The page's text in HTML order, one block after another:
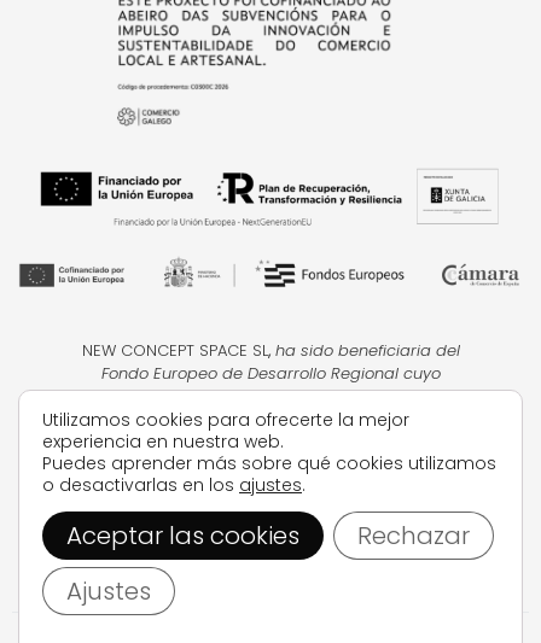
NEW CONCEPT SPACE SL, ha sido beneficiaria del
Fondo Europeo de Desarrollo Regional cuyo
objetivoes la mejora de la competitividad de las
PYMES, y gracias al cual ha puesto en marcha un
Plan de Acción con el objetivo de impulsar el uso
seguro y fiable del ciberespacio y la
competitividad de las pymes durante el año 2024.
Para ello ha contado con el apoyo del Programa
Ciberseguridad de la Cámara de Comercio de
Pontevedra, Vigo y Vilagarcía de
Arousa.
Utilizamos cookies para ofrecerte la mejor
experiencia en nuestra web.
Puedes aprender más sobre qué cookies utilizamos
o desactivarlas en los ajustes.
Aceptar las cookies
Rechazar
Ajustes